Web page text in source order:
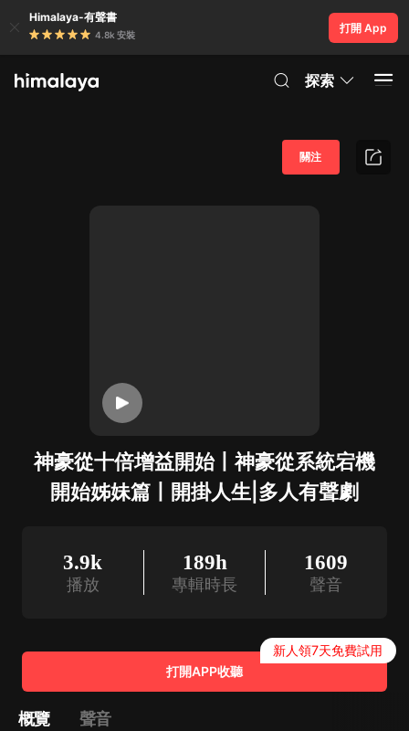
Himalaya-有聲書
4.8k 安裝
打開 App
探索
神豪從十倍增益開始丨神豪從系統宕機
開始姊妹篇丨開掛人生|多人有聲劇
關注
3.9k
播放
189h
專輯時長
1609
聲音
打開APP收聽
新人領7天免費試用
概覽 聲音